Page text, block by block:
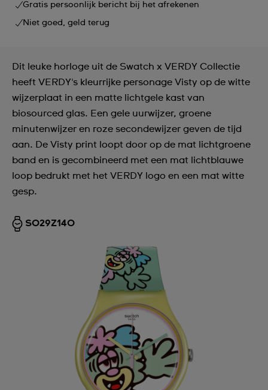
Gratis persoonlijk bericht bij het afrekenen
Niet goed, geld terug
Dit leuke horloge uit de Swatch x VERDY Collectie
heeft VERDY's kleurrijke personage Visty op de witte
wijzerplaat in een matte lichtgele kast van
biosourced glas. Een gele uurwijzer, groene
minutenwijzer en roze secondewijzer geven de tijd
aan. De Visty print loopt door op de mat lichtgroene
band en is gecombineerd met een mat lichtblauwe
loop bedrukt met het VERDY logo en een mat witte
gesp.
SO29Z140